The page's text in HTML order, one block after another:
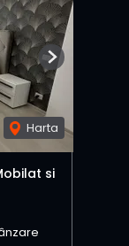
Harta
Next
si